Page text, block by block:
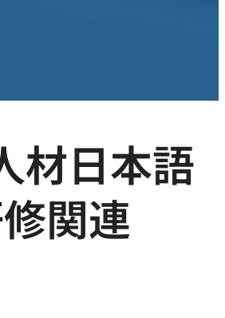
材日本語
関連